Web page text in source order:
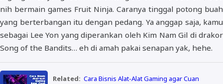
nih bermain games Fruit Ninja. Caranya tinggal potong buah
yang berterbangan itu dengan pedang. Ya anggap saja, kamu
sebagai Lee Yon yang diperankan oleh Kim Nam Gil di drakor
Song of the Bandits… eh di amah pakai senapan yak, hehe.
Related: Cara Bisnis Alat-Alat Gaming agar Cuan